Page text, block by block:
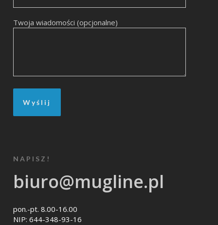
Twoja wiadomości (opcjonalne)
NAPISZ!
biuro@mugline.pl
pon.-pt. 8.00-16.00
NIP: 644-348-93-16